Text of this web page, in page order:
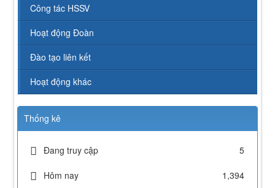
Công tác HSSV
Hoạt động Đoàn
Đào tạo liên kết
Hoạt động khác
Thống kê
Đang truy cập 5
Hôm nay
1,394
112/QĐ-TCĐVHNT&DLNĐ
Quy định quy tắc ứng xử của nhà giáo trường Cao
đẳng VHNT&DL Nam Định
43/KH-TCĐVHNT&DLNĐ
Kế hoạch chuyển đổi vị trí công tác năm 2026
Quy định về chính sách học phí, miễn, giảm, hỗ trợ